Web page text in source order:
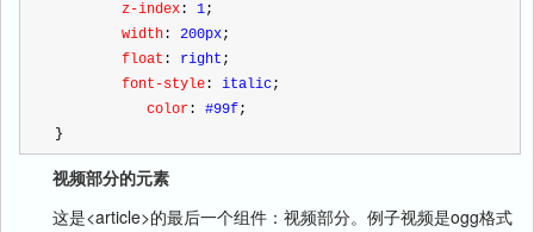
        z-index
: 1;
        width
: 200px;
        float
: right ;
        font-style
: italic;
           color
: #99f;
}
视频部分的元素
这是<article>的最后一个组件：视频部分。例子视频是ogg格式